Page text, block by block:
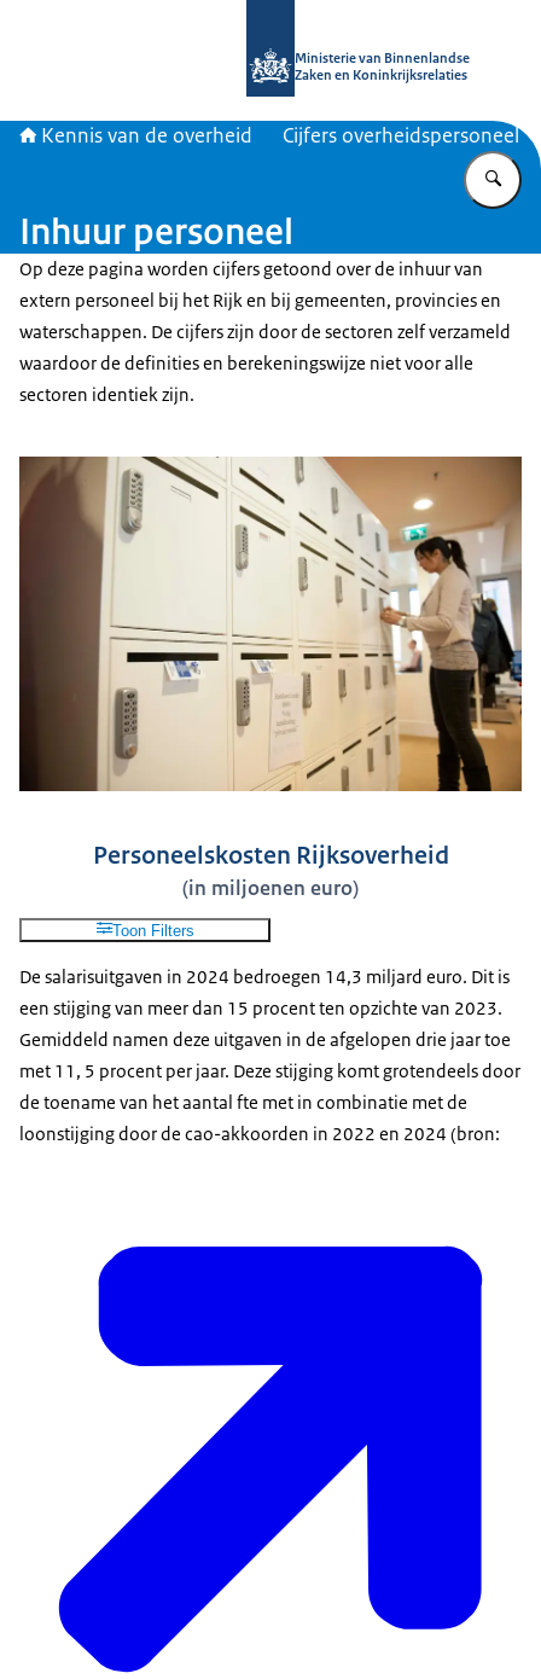
Ministerie van Binnenlandse
Zaken en Koninkrijksrelaties
Kennis van de overheid Cijfers overheidspersoneel
Inhuur personeel
Op deze pagina worden cijfers getoond over de inhuur van
extern personeel bij het Rijk en bij gemeenten, provincies en
waterschappen. De cijfers zijn door de sectoren zelf verzameld
waardoor de definities en berekeningswijze niet voor alle
sectoren identiek zijn.
Personeelskosten Rijksoverheid
(in miljoenen euro)
Toon Filters
De salarisuitgaven in 2024 bedroegen 14,3 miljard euro. Dit is
een stĳging van meer dan 15 procent ten opzichte van 2023.
Gemiddeld namen deze uitgaven in de afgelopen drie jaar toe
met 11, 5 procent per jaar. Deze stĳging komt grotendeels door
de toename van het aantal fte met in combinatie met de
loonstĳging door de cao-akkoorden in 2022 en 2024 (bron: